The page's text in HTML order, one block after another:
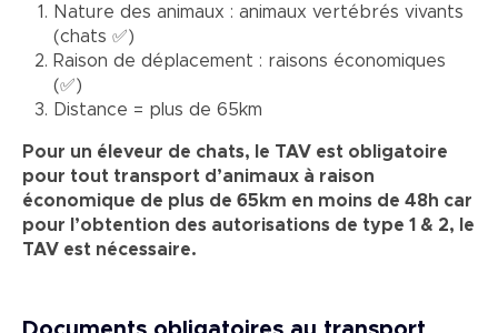
Nature des animaux : animaux vertébrés vivants
(chats ✅)
Raison de déplacement : raisons économiques
(✅)
Distance = plus de 65km
Pour un éleveur de chats, le TAV est obligatoire
pour tout transport d’animaux à raison
économique de plus de 65km en moins de 48h car
pour l’obtention des autorisations de type 1 & 2, le
TAV est nécessaire.